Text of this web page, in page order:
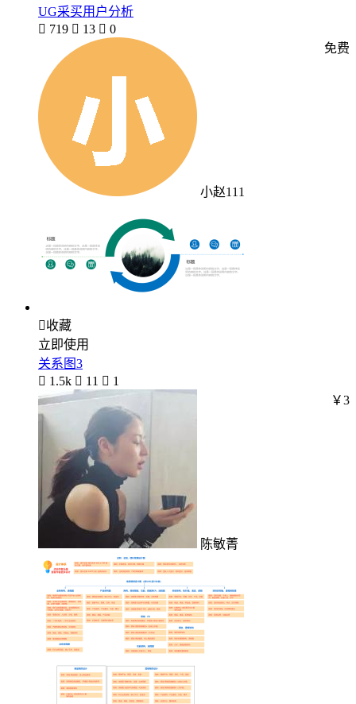
UG采买用户分析
 719  13  0
小赵111
免费
收藏
立即使用
关系图3
 1.5k  11  1
陈敏菁
￥3